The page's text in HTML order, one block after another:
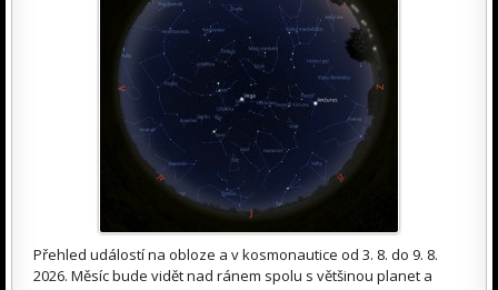
Přehled událostí na obloze a v kosmonautice od 3. 8. do 9. 8.
2026. Měsíc bude vidět nad ránem spolu s většinou planet a